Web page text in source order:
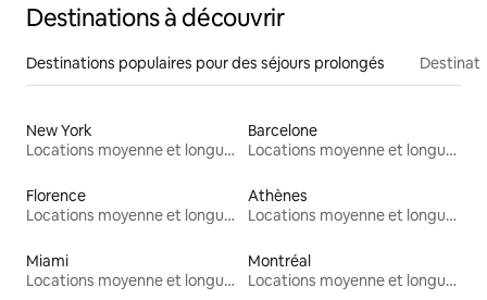
Destinations à découvrir
Destinations populaires pour des séjours prolongés
New York
Locations moyenne et longue durée
Barcelone
Locations moyenne et longue durée
Florence
Locations moyenne et longue durée
Athènes
Locations moyenne et longue durée
Miami
Locations moyenne et longue durée
Montréal
Locations moyenne et longue durée